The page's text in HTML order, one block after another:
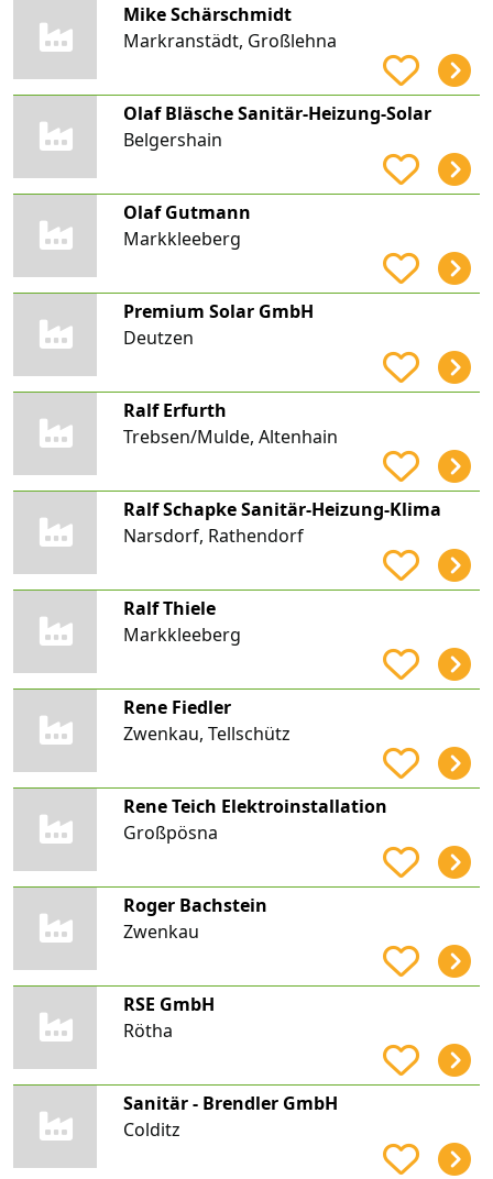
Mike Schärschmidt
Markranstädt, Großlehna
Olaf Bläsche Sanitär-Heizung-Solar
Belgershain
Olaf Gutmann
Markkleeberg
Premium Solar GmbH
Deutzen
Ralf Erfurth
Trebsen/Mulde, Altenhain
Ralf Schapke Sanitär-Heizung-Klima
Narsdorf, Rathendorf
Ralf Thiele
Markkleeberg
Rene Fiedler
Zwenkau, Tellschütz
Rene Teich Elektroinstallation
Großpösna
Roger Bachstein
Zwenkau
RSE GmbH
Rötha
Sanitär - Brendler GmbH
Colditz